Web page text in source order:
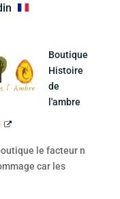
Boutique
Histoire
de
l'ambre
le facteur n
car les